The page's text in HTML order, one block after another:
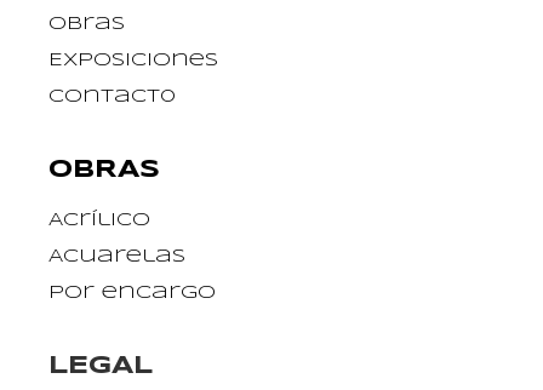
Obras
Exposiciones
Contact0
OBRAS
Acrílico
Acuarelas
Por encargo
LEGAL